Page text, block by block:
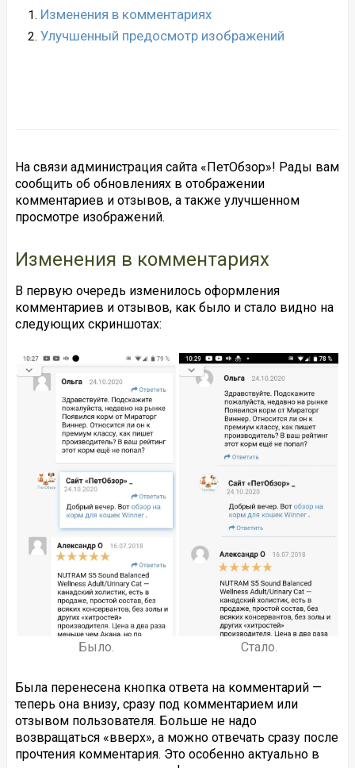
Изменения в комментариях
Улучшенный предосмотр изображений
На связи администрация сайта «ПетОбзор»! Рады вам
сообщить об обновлениях в отображении
комментариев и отзывов, а также улучшенном
просмотре изображений.
Изменения в комментариях
В первую очередь изменилось оформления
комментариев и отзывов, как было и стало видно на
следующих скриншотах:
Было. Стало.
Была перенесена кнопка ответа на комментарий —
теперь она внизу, сразу под комментарием или
отзывом пользователя. Больше не надо
возвращаться «вверх», а можно отвечать сразу после
прочтения комментария. Это особенно актуально в